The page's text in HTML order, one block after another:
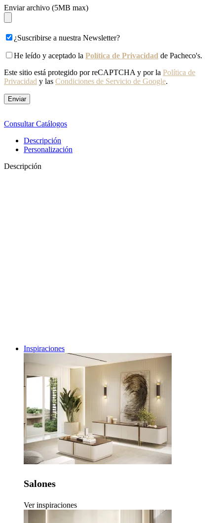
Inspiraciones
Salones
Ver inspiraciones
Enviar archivo (5MB max)
¿Suscribirse a nuestra Newsletter?
He leído y aceptado la Política de Privacidad de Pacheco's.
Este sitio está protegido por reCAPTCHA y por la Política de
Privacidad y las Condiciones de Servicio de Google.
Consultar Catálogos
Descripción
Personalización
Descripción